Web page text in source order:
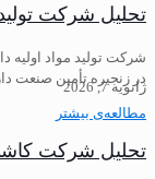
تحلیل شرکت
شرکت تولید مواد اولیه
در زنجیره تأمین صنعت
مطالعه‌ی بیشتر
ژانویه 7, 2026
تحلیل شرکت